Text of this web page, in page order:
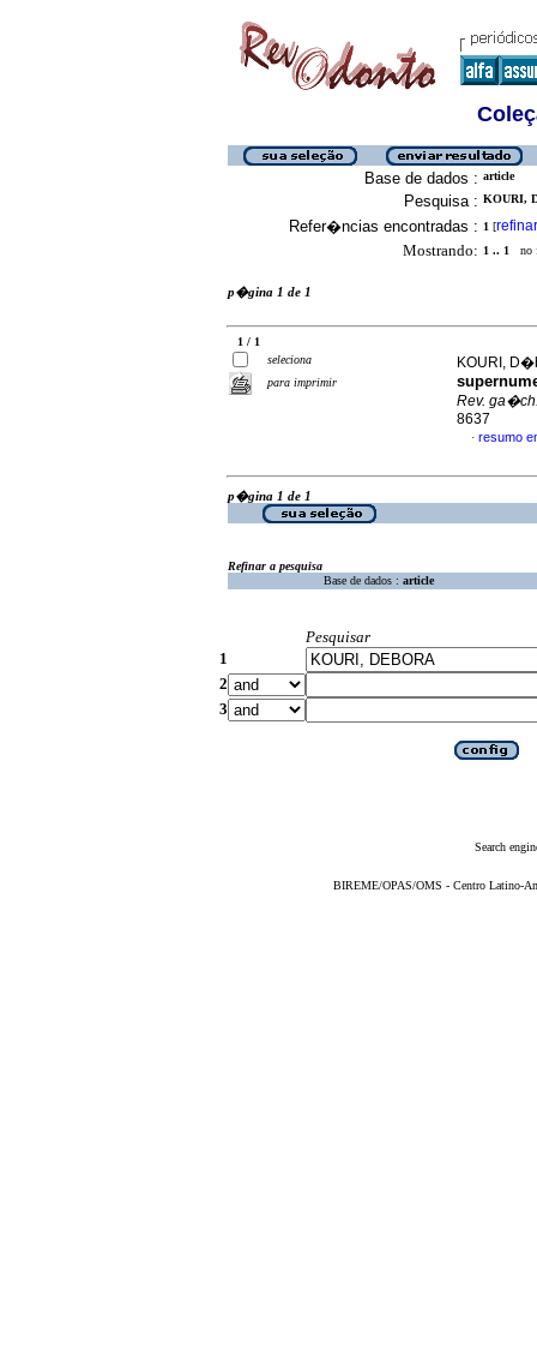
Base de dados : article
Pesquisa : KOURI,
Refer�ncias encontradas : 1 [refinar
Mostrando: 1 .. 1 no
p�gina 1 de 1
1 / 1
seleciona
para imprimir
KOURI,
Rev.
8637
· resumo
p�gina 1 de 1
Refinar a pesquisa
Base de dados : article
Pesquisar
1
2
3
Search
BIREME/OPAS/OMS - Centro Latino-